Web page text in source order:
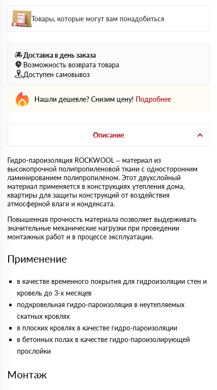
Товары, которые могут вам понадобиться
Доставка в день заказа
Возможность возврата товара
Доступен самовывоз
Нашли дешевле? Снизим цену! Подробнее
Описание
Гидро-пароизоляция ROCKWOOL – материал из
высокопрочной полипропиленовой ткани с односторонним
ламинированием полипропиленом. Этот двухслойный
материал применяется в конструкциях утепления дома,
квартиры для защиты конструкций от воздействия
атмосферной влаги и конденсата.
Повышенная прочность материала позволяет выдерживать
значительные механические нагрузки при проведении
монтажных работ и в процессе эксплуатации.
Применение
в качестве временного покрытия для гидроизоляции стен и
кровель до 3-х месяцев
подкровельная гидро-пароизоляция в неутепляемых
скатных кровлях
в плоских кровлях в качестве гидро-пароизоляции
в бетонных полах в качестве гидро-пароизолирующей
прослойки
Монтаж